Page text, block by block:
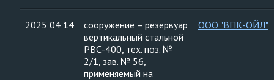
2025 04 14
сооружение – резервуар
вертикальный стальной
РВС-400, тех. поз. №
2/1, зав. № 56,
применяемый на
ООО "ВПК-ОЙЛ"